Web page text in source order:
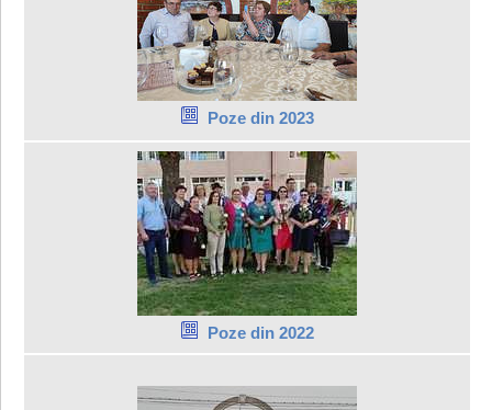
Poze din 2023
Poze din 2022